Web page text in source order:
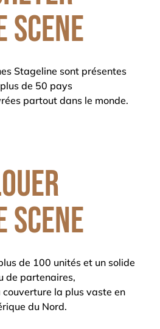
scene
Stageline sont présentes
de 50 pays
partout dans le monde.
scene
de 100 unités et un solide
de partenaires,
la plus vaste en
du Nord.